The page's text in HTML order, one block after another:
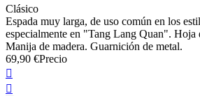
Clásico
Espada muy larga, de uso común en los
especialmente en "Tang Lang Quan". Hoja
Manija de madera. Guarnición de metal.
69,90 €Precio

